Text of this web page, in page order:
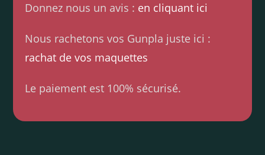
Donnez nous un avis : en cliquant ici
Nous rachetons vos Gunpla juste ici :
rachat de vos maquettes
Le paiement est 100% sécurisé.